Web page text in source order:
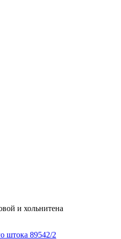
и хольнитена
штока 89542/2